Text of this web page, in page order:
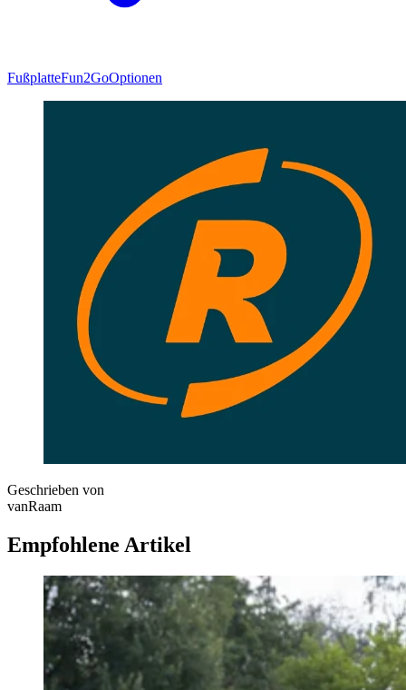
FußplatteFun2GoOptionen
Geschrieben von
vanRaam
Empfohlene Artikel